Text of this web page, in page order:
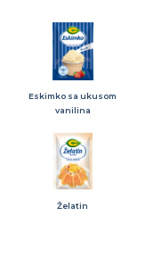
Eskimko sa ukusom
vanilina
Želatin